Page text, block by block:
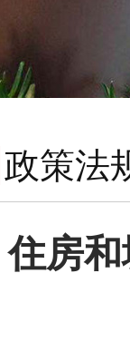
政策法
住房